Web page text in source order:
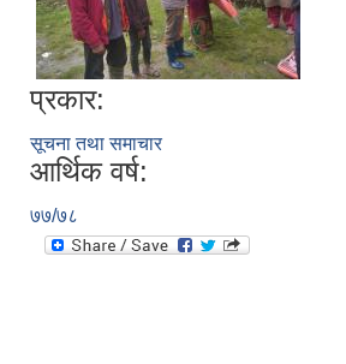
प्रकार:
सूचना तथा समाचार
आर्थिक वर्ष:
७७/७८